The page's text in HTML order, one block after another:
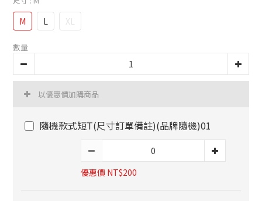
M L XL
數量
以優惠價加購商品
隨機款式短T(尺寸訂單備註)(品牌隨機)01
優惠價 NT$200